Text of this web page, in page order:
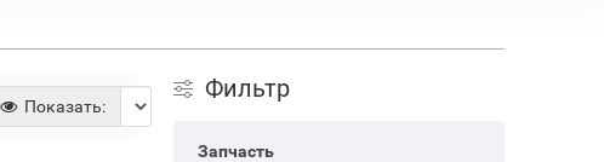
Показать:
Фильтр
Запчасть